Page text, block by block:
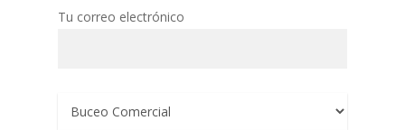
Tu correo electrónico